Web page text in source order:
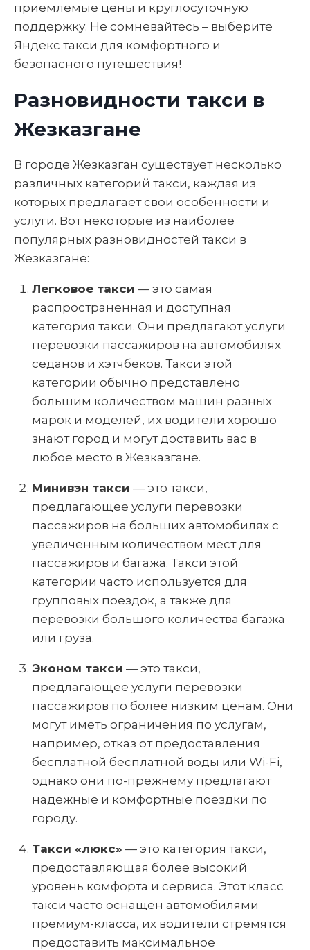
приемлемые цены и круглосуточную
поддержку. Не сомневайтесь – выберите
Яндекс такси для комфортного и
безопасного путешествия!
Разновидности такси в
Жезказгане
В городе Жезказган существует несколько
различных категорий такси, каждая из
которых предлагает свои особенности и
услуги. Вот некоторые из наиболее
популярных разновидностей такси в
Жезказгане:
Легковое такси — это самая
распространенная и доступная
категория такси. Они предлагают услуги
перевозки пассажиров на автомобилях
седанов и хэтчбеков. Такси этой
категории обычно представлено
большим количеством машин разных
марок и моделей, их водители хорошо
знают город и могут доставить вас в
любое место в Жезказгане.
Минивэн такси — это такси,
предлагающее услуги перевозки
пассажиров на больших автомобилях с
увеличенным количеством мест для
пассажиров и багажа. Такси этой
категории часто используется для
групповых поездок, а также для
перевозки большого количества багажа
или груза.
Эконом такси — это такси,
предлагающее услуги перевозки
пассажиров по более низким ценам. Они
могут иметь ограничения по услугам,
например, отказ от предоставления
бесплатной бесплатной воды или Wi-Fi,
однако они по-прежнему предлагают
надежные и комфортные поездки по
городу.
Такси «люкс» — это категория такси,
предоставляющая более высокий
уровень комфорта и сервиса. Этот класс
такси часто оснащен автомобилями
премиум-класса, их водители стремятся
предоставить максимальное